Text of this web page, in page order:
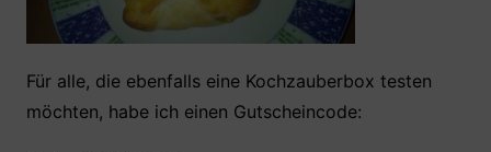
Für alle, die ebenfalls eine Kochzauberbox testen
möchten, habe ich einen Gutscheincode: